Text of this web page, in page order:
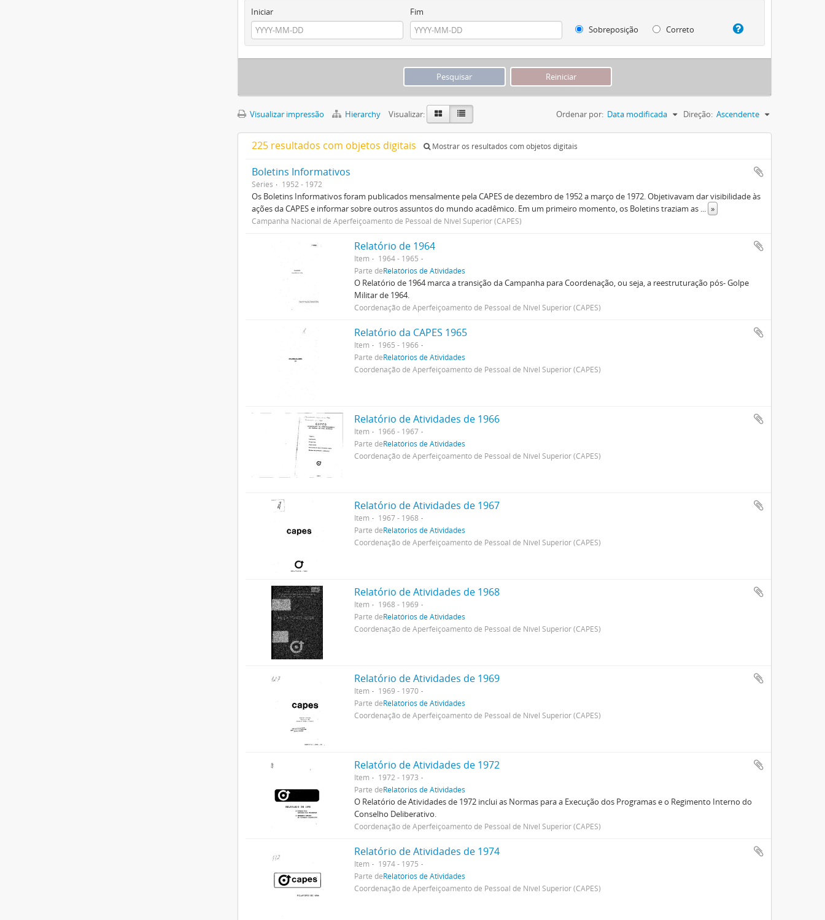
Iniciar
Fim
Sobreposição
Correto
Visualizar impressão Hierarchy Visualizar: Ordenar por: Data modificada Direção: Ascendente
225 resultados com objetos digitais Mostrar os resultados com objetos digitais
Boletins Informativos
Séries 1952 - 1972
Os Boletins Informativos foram publicados mensalmente pela CAPES de dezembro de 1952 a março de 1972. Objetivavam dar visibilidade às
ações da CAPES e informar sobre outros assuntos do mundo acadêmico. Em um primeiro momento, os Boletins traziam as ... »
Campanha Nacional de Aperfeiçoamento de Pessoal de Nível Superior (CAPES)
Relatório de 1964
Item
1964 - 1965
Parte deRelatórios de Atividades
O Relatório de 1964 marca a transição da Campanha para Coordenação, ou seja, a reestruturação pós- Golpe
Militar de 1964.
Coordenação de Aperfeiçoamento de Pessoal de Nível Superior (CAPES)
Relatório da CAPES 1965
Item
1965 - 1966
Parte deRelatórios de Atividades
Coordenação de Aperfeiçoamento de Pessoal de Nível Superior (CAPES)
Relatório de Atividades de 1966
Item
1966 - 1967
Parte deRelatórios de Atividades
Coordenação de Aperfeiçoamento de Pessoal de Nível Superior (CAPES)
Relatório de Atividades de 1967
Item
1967 - 1968
Parte deRelatórios de Atividades
Coordenação de Aperfeiçoamento de Pessoal de Nível Superior (CAPES)
Relatório de Atividades de 1968
Item
1968 - 1969
Parte deRelatórios de Atividades
Coordenação de Aperfeiçoamento de Pessoal de Nível Superior (CAPES)
Relatório de Atividades de 1969
Item
1969 - 1970
Parte deRelatórios de Atividades
Coordenação de Aperfeiçoamento de Pessoal de Nível Superior (CAPES)
Relatório de Atividades de 1972
Item
1972 - 1973
Parte deRelatórios de Atividades
O Relatório de Atividades de 1972 inclui as Normas para a Execução dos Programas e o Regimento Interno do
Conselho Deliberativo.
Coordenação de Aperfeiçoamento de Pessoal de Nível Superior (CAPES)
Relatório de Atividades de 1974
Item
1974 - 1975
Parte deRelatórios de Atividades
Coordenação de Aperfeiçoamento de Pessoal de Nível Superior (CAPES)